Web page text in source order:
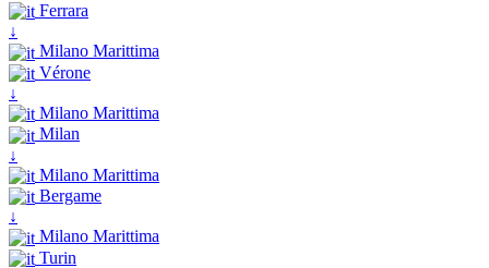
Ferrara
↓
Milano Marittima
Vérone
↓
Milano Marittima
Milan
↓
Milano Marittima
Bergame
↓
Milano Marittima
Turin